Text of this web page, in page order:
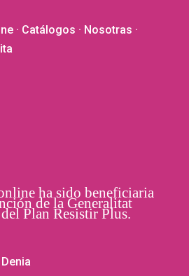
· Catálogos · Nosotras ·
ha sido beneficiaria
de la Generalitat
Plan Resistir Plus.